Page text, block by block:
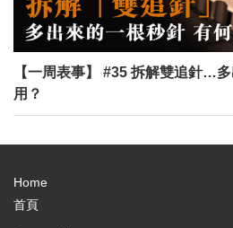
【一周表事】 #35 拆解雙追針…
用？
Home
首頁